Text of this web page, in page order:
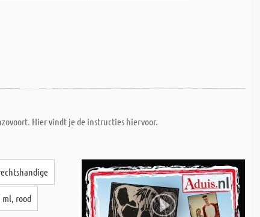
Hier vindt je de instructies hiervoor.
rood